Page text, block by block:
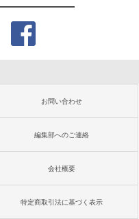
お問い合わせ
編集部へのご連絡
会社概要
特定商取引法に基づく表示